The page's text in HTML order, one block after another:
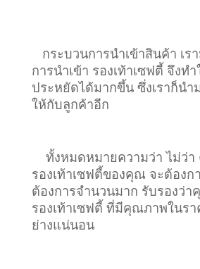
กระบวนการนำเข้าสินค้า เร
การนำเข้า รองเท้าเซฟตี้ จึงท
ประหยัดได้มากขึ้น ซึ่งเราก็นำ
ให้กับลูกค้าอีก
ทั้งหมดหมายความว่า ไม่ว่า
รองเท้าเซฟตี้ของคุณ จะต้องก
ต้องการจำนวนมาก รับรองว่า
รองเท้าเซฟตี้ ที่มีคุณภาพในรา
ย่างแน่นอน